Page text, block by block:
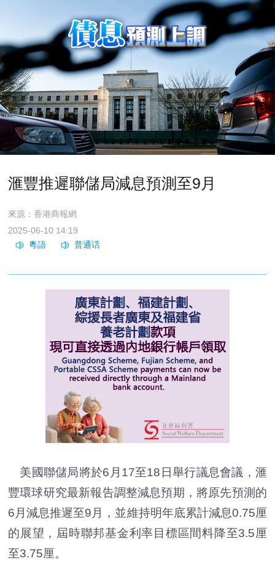
滙豐推遲聯儲局減息預測至9月
來源：香港商報網
2025-06-10 14:19
美國聯儲局將於6月17至18日舉行議息會議，滙
豐環球研究最新報告調整減息預期，將原先預測的
6月減息推遲至9月，並維持明年底累計減息0.75厘
的展望，屆時聯邦基金利率目標區間料降至3.5厘
至3.75厘。